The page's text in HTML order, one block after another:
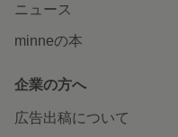
ニュース
minneの本
企業の方へ
広告出稿について